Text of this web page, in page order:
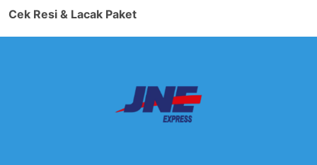
Cek Resi & Lacak Paket